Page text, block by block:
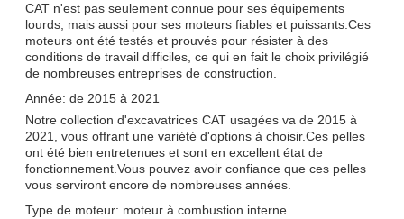
CAT n'est pas seulement connue pour ses équipements
lourds, mais aussi pour ses moteurs fiables et puissants.Ces
moteurs ont été testés et prouvés pour résister à des
conditions de travail difficiles, ce qui en fait le choix privilégié
de nombreuses entreprises de construction.
Année: de 2015 à 2021
Notre collection d'excavatrices CAT usagées va de 2015 à
2021, vous offrant une variété d'options à choisir.Ces pelles
ont été bien entretenues et sont en excellent état de
fonctionnement.Vous pouvez avoir confiance que ces pelles
vous serviront encore de nombreuses années.
Type de moteur: moteur à combustion interne